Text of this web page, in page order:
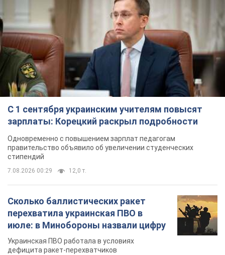
С 1 сентября украинским учителям повысят
зарплаты: Корецкий раскрыл подробности
Одновременно с повышением зарплат педагогам
правительство объявило об увеличении студенческих
стипендий
7.08.2026 00:29 12,0 т.
Сколько баллистических ракет
перехватила украинская ПВО в
июле: в Минобороны назвали цифру
Украинская ПВО работала в условиях
дефицита ракет-перехватчиков